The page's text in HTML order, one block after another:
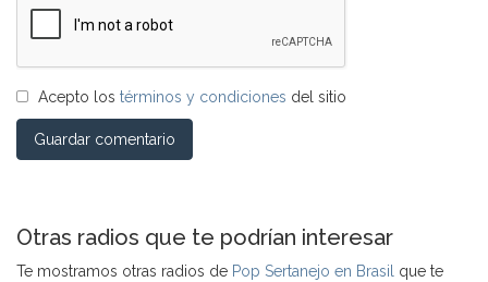
Acepto los términos y condiciones del sitio
Guardar comentario
Otras radios que te podrían interesar
Te mostramos otras radios de Pop Sertanejo en Brasil que te